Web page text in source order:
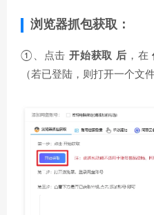
浏览器抓包获取：
①、点击开始获取 后 ，在
（若已登陆，则打开一个文件